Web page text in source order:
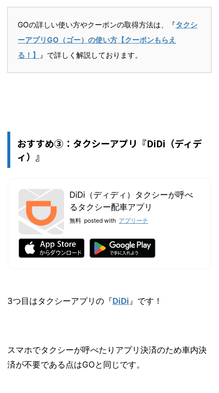
GOの詳しい使い方やクーポンの取得方法は、『タクシ
ーアプリGO（ゴー）の使い方【クーポンもらえ
る！】
』で詳しく解説しております。
おすすめ③：タクシーアプリ『DiDi（ディデ
ィ）』
DiDi（ディディ）タクシーが呼べ
るタクシー配車アプリ
無料 posted with アプリーチ
3つ目はタクシーアプリの『DiDi』です！
スマホでタクシーが呼べたりアプリ決済のため車内決
済が不要である点はGOと同じです。